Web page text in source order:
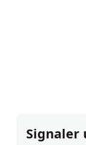
Signaler